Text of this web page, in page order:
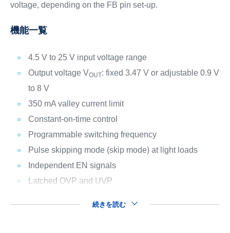
voltage, depending on the FB pin set-up.
機能一覧
4.5 V to 25 V input voltage range
Output voltage VOUT: fixed 3.47 V or adjustable 0.9 V
to 8 V
350 mA valley current limit
Constant-on-time control
Programmable switching frequency
Pulse skipping mode (skip mode) at light loads
Independent EN signals
Latched OVP and UVP
続きを読む